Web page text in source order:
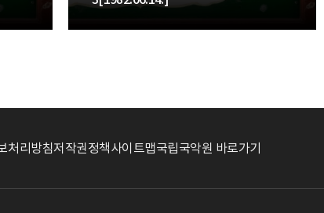
처리방침저작권정책사이트맵국립국악원 바로가기